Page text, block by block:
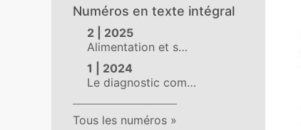
Numéros en texte intégral
2 | 2025
Alimentation et s…
1 | 2024
Le diagnostic com…
Tous les numéros